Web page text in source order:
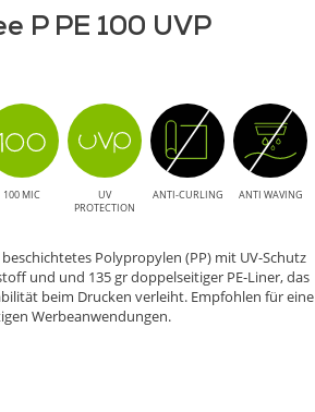
P PE 100 UVP
100 MIC
UV
PROTECTION
ANTI-CURLING ANTI WAVING
Polypropylen (PP) mit UV-Schutz
und und 135 gr doppelseitiger PE-Liner, das
beim Drucken verleiht. Empfohlen für eine
Werbeanwendungen.